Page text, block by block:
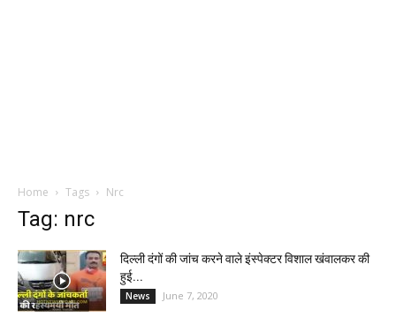
Home Tags Nrc
Tag: nrc
दिल्ली दंगों की जांच करने वाले इंस्पेक्टर विशाल खंवालकर की
हुई...
News June 7, 2020